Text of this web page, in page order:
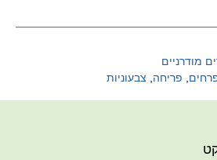
מודרניים
, פריחה, צבעוניות